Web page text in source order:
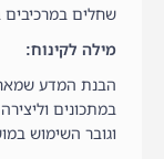
שחלים במרכיבים
מילה לקינוח:
הבנת המדע
במתכונים
וגובר השימוש